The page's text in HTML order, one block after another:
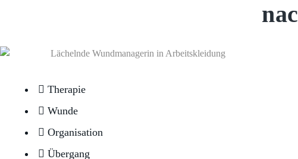
Therapie
Wunde
Organisation
Übergang